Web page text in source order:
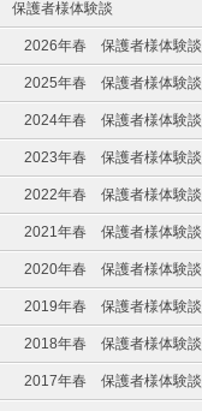
保護者様体験談
2026年春 保護者様体験談
2025年春 保護者様体験談
2024年春 保護者様体験談
2023年春 保護者様体験談
2022年春 保護者様体験談
2021年春 保護者様体験談
2020年春 保護者様体験談
2019年春 保護者様体験談
2018年春 保護者様体験談
2017年春 保護者様体験談